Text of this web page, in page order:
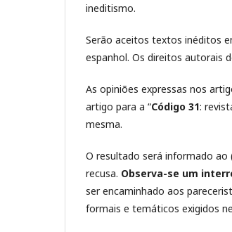
ineditismo.
Serão aceitos textos inéditos
espanhol. Os direitos autorais
As opiniões expressas nos
artigo para a “Código 31:
mesma.
O resultado será informado ao
recusa. Observa-se um
ser encaminhado aos
formais e temáticos exigidos